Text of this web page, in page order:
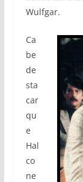
Wulfgar.
Ca
be
de
sta
car
qu
e
Hal
co
ne